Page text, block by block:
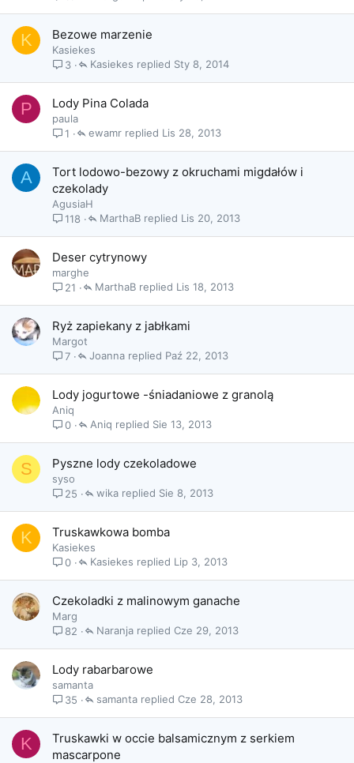
K Bezowe marzenie
Kasiekes
3
Sty 8, 2014
Kasiekes
P Lody Pina Colada
paula
1
Lis 28, 2013
ewamr
A
Tort lodowo-bezowy z okruchami migdałów i
czekolady
AgusiaH
118
Lis 20, 2013
MarthaB
Deser cytrynowy
marghe
21
Lis 18, 2013
MarthaB
Ryż zapiekany z jabłkami
Margot
7
Paź 22, 2013
Joanna
Lody jogurtowe -śniadaniowe z granolą
Aniq
0
Sie 13, 2013
Aniq
S Pyszne lody czekoladowe
syso
25
Sie 8, 2013
wika
K Truskawkowa bomba
Kasiekes
0
Lip 3, 2013
Kasiekes
Czekoladki z malinowym ganache
Marg
82
Cze 29, 2013
Naranja
Lody rabarbarowe
samanta
35
Cze 28, 2013
samanta
K
Truskawki w occie balsamicznym z serkiem
mascarpone